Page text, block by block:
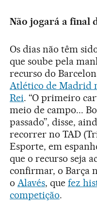
Não jogará a final
Os dias não têm
que soube pela
recurso do
Atlético de Madrid
Rei. “O primeiro
meio de campo...
passado”, disse,
recorrer no TAD
Esporte, em
que o recurso seja
confirmar, o Barça
o Alavés, que fez
competição.